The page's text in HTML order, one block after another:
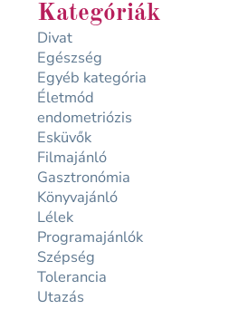
Kategóriák
Divat
Egészség
Egyéb kategória
Életmód
endometriózis
Esküvők
Filmajánló
Gasztronómia
Könyvajánló
Lélek
Programajánlók
Szépség
Tolerancia
Utazás